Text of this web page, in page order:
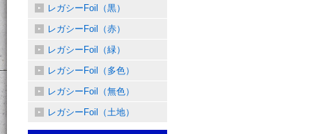
レガシーFoil（黒）
レガシーFoil（赤）
レガシーFoil（緑）
レガシーFoil（多色）
レガシーFoil（無色）
レガシーFoil（土地）